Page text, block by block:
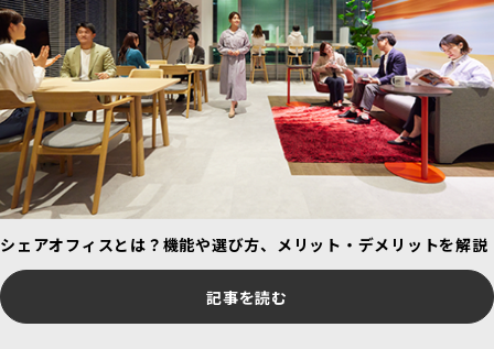
シェアオフィスとは？機能や選び方、メリット・デメリットを解説
記事を読む